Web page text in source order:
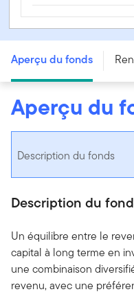
Portefeuille équilibré
Series OT - CAD
Aperçu du fonds
Aperçu du
Description du fonds
Description du
Un équilibre entre le
capital à long terme en
une combinaison
revenu, avec une